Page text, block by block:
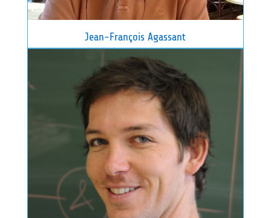
Jean-François Agassant